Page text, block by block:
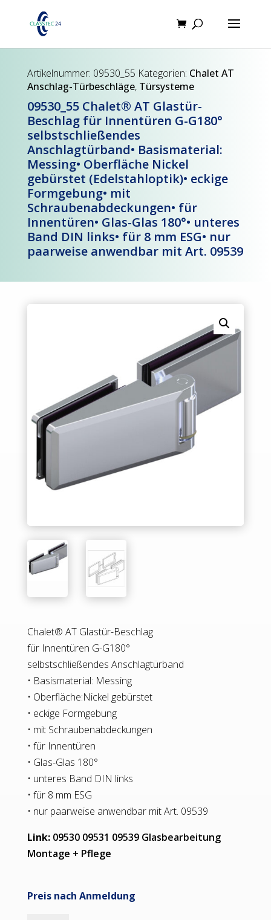
Products
Artikelnummer: 09530_55 Kategorien: Chalet AT
Anschlag-Türbeschläge, Türsysteme
09530_55 Chalet® AT Glastür-
Beschlag für Innentüren G-G180°
selbstschließendes
Anschlagtürband• Basismaterial:
Messing• Oberfläche Nickel
gebürstet (Edelstahloptik)• eckige
Formgebung• mit
Schraubenabdeckungen• für
Innentüren• Glas-Glas 180°• unteres
Band DIN links• für 8 mm ESG• nur
paarweise anwendbar mit Art. 09539
Chalet® AT Glastür-Beschlag
für Innentüren G-G180°
selbstschließendes Anschlagtürband
• Basismaterial: Messing
• Oberfläche:Nickel gebürstet
• eckige Formgebung
• mit Schraubenabdeckungen
• für Innentüren
• Glas-Glas 180°
• unteres Band DIN links
• für 8 mm ESG
• nur paarweise anwendbar mit Art. 09539
Link: 09530 09531 09539 Glasbearbeitung
Montage + Pflege
Preis nach Anmeldung